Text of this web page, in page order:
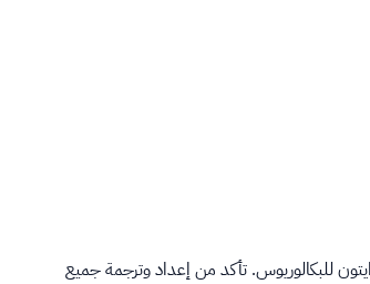
للبكالوريوس. تأكد من إعداد وترجمة جميع